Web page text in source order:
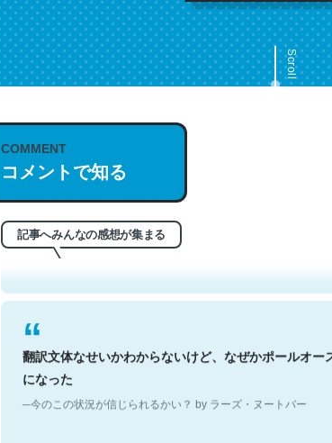
Scroll
COMMENT
コメントで知る
記事へみんなの感想が集まる
これは名文。彼はとてもクレバーなんだろうなと凄く
もお勧め。自分はこの流れ好き。Let’s Fucking Go.
─今のこの状況が信じられるかい？ by ラーズ・ヌートバー
翻訳文体なせいかわからないけど、なぜかポールオー
になった
─今のこの状況が信じられるかい？ by ラーズ・ヌートバー